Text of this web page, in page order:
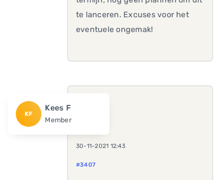
te lanceren. Excuses voor het
eventuele ongemak!
KF
Kees F
Member
30-11-2021 12:43
#3407